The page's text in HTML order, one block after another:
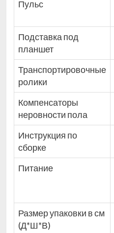
Пульс
Подставка под
планшет
Транспортировочные
ролики
Компенсаторы
неровности пола
Инструкция по
сборке
Питание
Размер упаковки в см
(Д*Ш*В)